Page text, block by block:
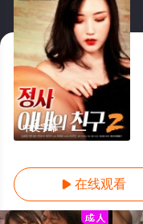
中文字幕
 在线观看